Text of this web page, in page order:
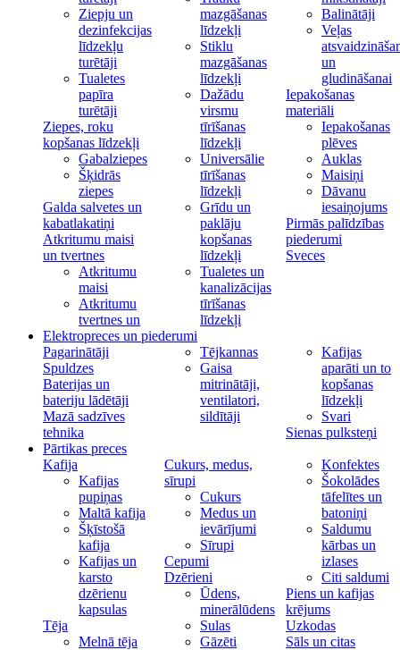
Ziepju un
dezinfekcijas
līdzekļu
turētāji
Tualetes
papīra
turētāji
Ziepes, roku
kopšanas līdzekļi
Gabalziepes
Šķidrās
ziepes
Galda salvetes un
kabatlakatiņi
Atkritumu maisi
un tvertnes
Atkritumu
maisi
Atkritumu
tvertnes un
mazgāšanas
līdzekļi
Stiklu
mazgāšanas
līdzekļi
Dažādu
virsmu
tīrīšanas
līdzekļi
Universālie
tīrīšanas
līdzekļi
Grīdu un
paklāju
kopšanas
līdzekļi
Tualetes un
kanalizācijas
tīrīšanas
līdzekļi
Balinātāji
Veļas
un
gludināšanai
Iepakošanas
materiāli
Iepakošanas
plēves
Auklas
Maisiņi
Dāvanu
iesaiņojums
Pirmās palīdzības
piederumi
Sveces
Elektropreces un piederumi
Pagarinātāji
Spuldzes
Baterijas un
bateriju lādētāji
Mazā sadzīves
tehnika
Tējkannas
Gaisa
mitrinātāji,
ventilatori,
sildītāji
Kafijas
aparāti un to
kopšanas
līdzekļi
Svari
Sienas pulksteņi
Pārtikas preces
Kafija
Kafijas
pupiņas
Maltā kafija
Šķīstošā
kafija
Kafijas un
karsto
dzērienu
kapsulas
Tēja
Melnā tēja
Cukurs, medus,
sīrupi
Cukurs
Medus un
ievārījumi
Sīrupi
Cepumi
Dzērieni
Ūdens,
minerālūdens
Sulas
Gāzēti
Konfektes
Šokolādes
tāfelītes un
batoniņi
Saldumu
kārbas un
izlases
Citi saldumi
Piens un kafijas
krējums
Uzkodas
Sāls un citas